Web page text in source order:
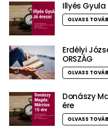
Illyés Gyula
OLVASS
Erdélyi
ORSZÁG
OLVASS
Donászy
ére
OLVASS